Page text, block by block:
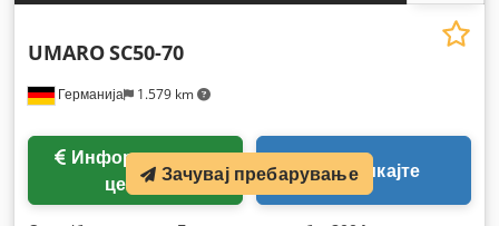
Германија 1.579 km
UMAROSC50-70
цената
Повикајте
Зачувај пребарување